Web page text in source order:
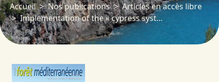
Accueil Nos publications
Articles en accès libre
Implementation of the « cypress system » as a green firewall. Project CypFire